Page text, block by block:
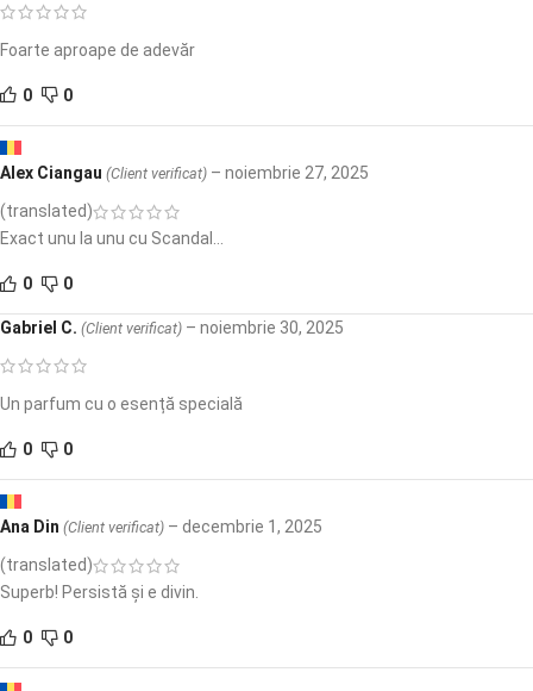
Foarte aproape de adevăr
0 0
Alex Ciangau (Client verificat) – noiembrie 27, 2025
(translated)
Exact unu la unu cu Scandal…
0 0
Gabriel C. (Client verificat) – noiembrie 30, 2025
Un parfum cu o esență specială
0 0
Ana Din (Client verificat) – decembrie 1, 2025
(translated)
Superb! Persistă și e divin.
0 0